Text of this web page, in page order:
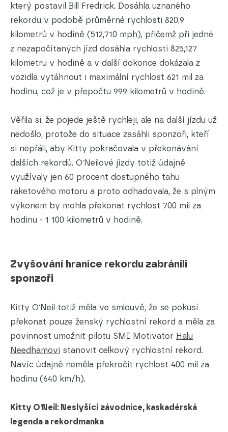
který postavil Bill Fredrick. Dosáhla uznaného
rekordu v podobě průměrné rychlosti 820,9
kilometrů v hodině (512,710 mph), přičemž při jedné
z nezapočítaných jízd dosáhla rychlosti 825,127
kilometru v hodině a v další dokonce dokázala z
vozidla vytáhnout i maximální rychlost 621 mil za
hodinu, což je v přepočtu 999 kilometrů v hodině.
Věřila si, že pojede ještě rychleji, ale na další jízdu už
nedošlo, protože do situace zasáhli sponzoři, kteří
si nepřáli, aby Kitty pokračovala v překonávání
dalších rekordů. O'Neilové jízdy totiž údajně
využívaly jen 60 procent dostupného tahu
raketového motoru a proto odhadovala, že s plným
výkonem by mohla překonat rychlost 700 mil za
hodinu - 1 100 kilometrů v hodině.
Zvyšování hranice rekordu zabránili
sponzoři
Kitty O'Neil totiž měla ve smlouvě, že se pokusí
překonat pouze ženský rychlostní rekord a měla za
povinnost umožnit pilotu SMI Motivator Halu
Needhamovi stanovit celkový rychlostní rekord.
Navíc údajně neměla překročit rychlost 400 mil za
hodinu (640 km/h).
Kitty O'Neil: Neslyšící závodnice, kaskadérská
legenda a rekordmanka